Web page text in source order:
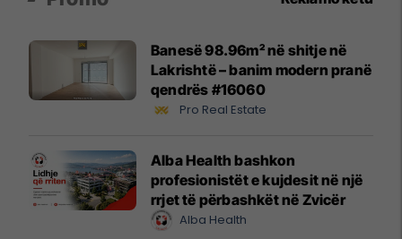
Banesë 98.96m² në shitje në
Lakrishtë – banim modern pranë
qendrës #16060
Pro Real Estate
Alba Health bashkon
profesionistët e kujdesit në një
rrjet të përbashkët në Zvicër
Alba Health